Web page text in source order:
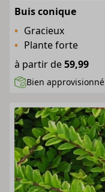
Buis conique
Gracieux
Plante forte
à partir de59,99
Bien approvisionné